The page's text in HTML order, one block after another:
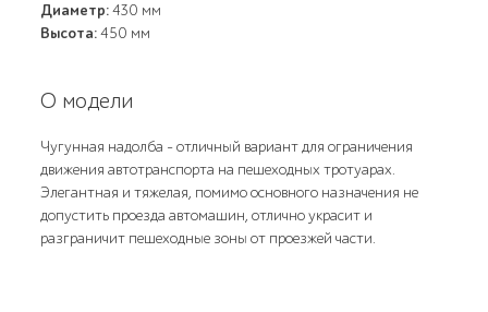
Диаметр:430 мм
Высота:450 мм
О модели
Чугунная надолба - отличный вариант для ограничения
движения автотранспорта на пешеходных тротуарах.
Элегантная и тяжелая, помимо основного назначения не
допустить проезда автомашин, отлично украсит и
разграничит пешеходные зоны от проезжей части.